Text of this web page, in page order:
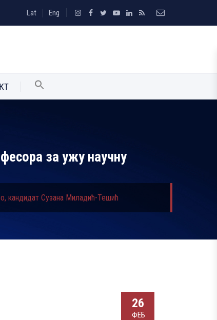
Lat Eng
за ужу научну
кандидат Сузана Миладић-Тешић
26
ФЕБ